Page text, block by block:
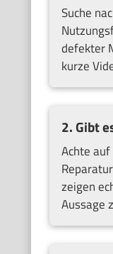
Suche
defekter
kurze
2. Gibt
Achte
zeigen
Aussage